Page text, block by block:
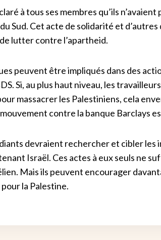
à tous ses membres qu’ils
Sud. Cet acte de solidarité et
lutter contre l’apartheid.
peuvent être impliqués dans des
Si, au plus haut niveau, les
massacrer les Palestiniens, cela
contre la banque Barclays
devraient rechercher et cibler les
Israël. Ces actes à eux seuls ne
Mais ils peuvent encourager
la Palestine.